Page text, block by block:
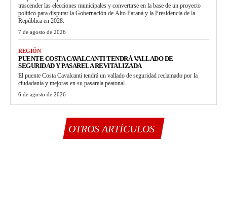
trascender las elecciones municipales y convertirse en la base de un proyecto
político para disputar la Gobernación de Alto Paraná y la Presidencia de la
República en 2028.
7 de agosto de 2026
REGIÓN
PUENTE COSTA CAVALCANTI TENDRÁ VALLADO DE
SEGURIDAD Y PASARELA REVITALIZADA
El puente Costa Cavalcanti tendrá un vallado de seguridad reclamado por la
ciudadanía y mejoras en su pasarela peatonal.
6 de agosto de 2026
OTROS ARTÍCULOS